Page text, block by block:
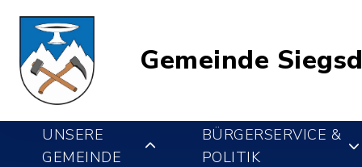
Gemeinde
UNSERE
GEMEINDE
BÜRGERSERVICE &
POLITIK